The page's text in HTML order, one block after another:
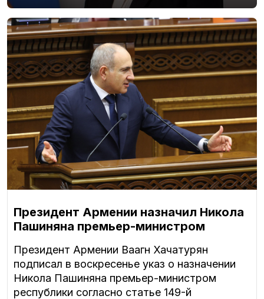
Президент Армении назначил Никола
Пашиняна премьер-министром
Президент Армении Ваагн Хачатурян
подписал в воскресенье указ о назначении
Никола Пашиняна премьер-министром
республики согласно статье 149-й